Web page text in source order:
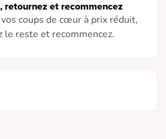
retournez et recommencez
coups de cœur à prix réduit,
le reste et recommencez.